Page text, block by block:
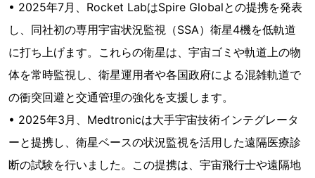
• 2025年7月、Rocket LabはSpire Globalとの提携を発表
し、同社初の専用宇宙状況監視（SSA）衛星4機を低軌道
に打ち上げます。これらの衛星は、宇宙ゴミや軌道上の物
体を常時監視し、衛星運用者や各国政府による混雑軌道で
の衝突回避と交通管理の強化を支援します。
• 2025年3月、Medtronicは大手宇宙技術インテグレータ
ーと提携し、衛星ベースの状況監視を活用した遠隔医療診
断の試験を行いました。この提携は、宇宙飛行士や遠隔地